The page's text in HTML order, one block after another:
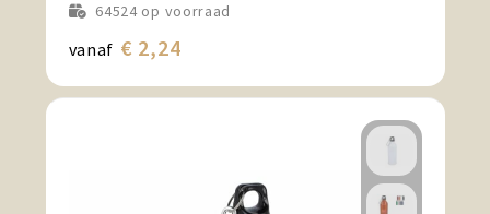
64524op voorraad
vanaf € 2,24